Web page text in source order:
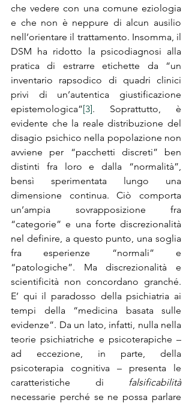
che vedere con una comune eziologia
e che non è neppure di alcun ausilio
nell’orientare il trattamento. Insomma, il
DSM ha ridotto la psicodiagnosi alla
pratica di estrarre etichette da “un
inventario rapsodico di quadri clinici
privi di un’autentica giustificazione
epistemologica”[3]. Soprattutto, è
evidente che la reale distribuzione del
disagio psichico nella popolazione non
avviene per “pacchetti discreti” ben
distinti fra loro e dalla “normalità”,
bensì sperimentata lungo una
dimensione continua. Ciò comporta
un’ampia sovrapposizione fra
“categorie” e una forte discrezionalità
nel definire, a questo punto, una soglia
fra esperienze “normali” e
“patologiche”. Ma discrezionalità e
scientificità non concordano granché.
E’ qui il paradosso della psichiatria ai
tempi della “medicina basata sulle
evidenze”. Da un lato, infatti, nulla nella
teorie psichiatriche e psicoterapiche –
ad eccezione, in parte, della
psicoterapia cognitiva – presenta le
caratteristiche di
falsificabilità
necessarie perché se ne possa parlare